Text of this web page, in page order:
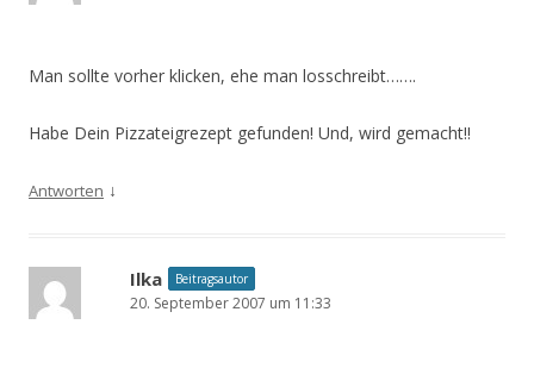
Man sollte vorher klicken, ehe man losschreibt…….
Habe Dein Pizzateigrezept gefunden! Und, wird gemacht!!
Antworten ↓
Ilka Beitragsautor
20. September 2007 um 11:33